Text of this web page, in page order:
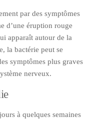
par des symptômes
d’une éruption rouge
apparaît autour de la
la bactérie peut se
symptômes plus graves
nerveux.
à quelques semaines